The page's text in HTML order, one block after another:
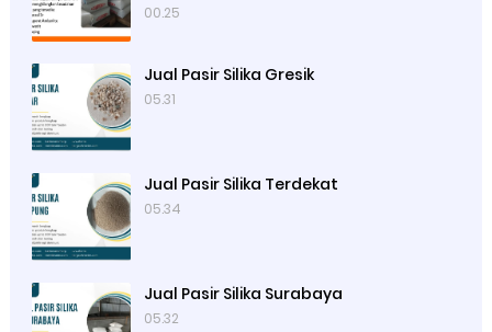
00.25
Jual Pasir Silika Gresik
05.31
Jual Pasir Silika Terdekat
05.34
Jual Pasir Silika Surabaya
05.32